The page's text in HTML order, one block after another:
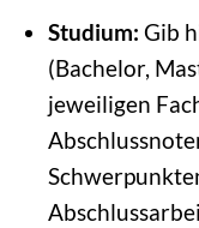
Studium: Gib
(Bachelor,
jeweiligen